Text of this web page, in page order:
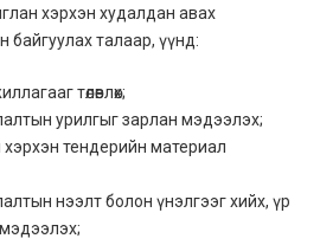
хэрхэн худалдан авах
байгуулах талаар, үүнд:
төлөвлөх;
урилгыг зарлан мэдээлэх;
тендерийн материал
нээлт болон үнэлгээг хийх, үр